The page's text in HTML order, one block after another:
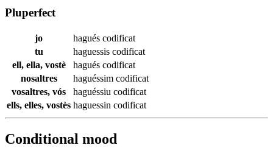
Pluperfect
jo hagués codificat
tu
haguessis codificat
ell, ella, vostè
hagués codificat
nosaltres
haguéssim codificat
vosaltres, vós
haguéssiu codificat
ells, elles, vostès haguessin codificat
Conditional mood